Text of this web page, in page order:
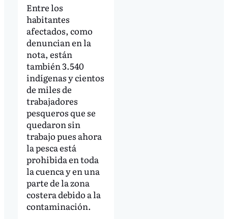
Entre los
habitantes
afectados, como
denuncian en la
nota, están
también 3.540
indígenas y cientos
de miles de
trabajadores
pesqueros que se
quedaron sin
trabajo pues ahora
la pesca está
prohibida en toda
la cuenca y en una
parte de la zona
costera debido a la
contaminación.